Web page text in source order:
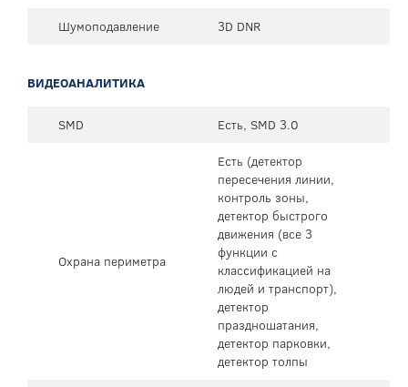
Шумоподавление 3D DNR
ВИДЕОАНАЛИТИКА
SMD Есть, SMD 3.0
Охрана периметра
Есть (детектор
пересечения линии,
контроль зоны,
детектор быстрого
движения (все 3
функции с
классификацией на
людей и транспорт),
детектор
праздношатания,
детектор парковки,
детектор толпы